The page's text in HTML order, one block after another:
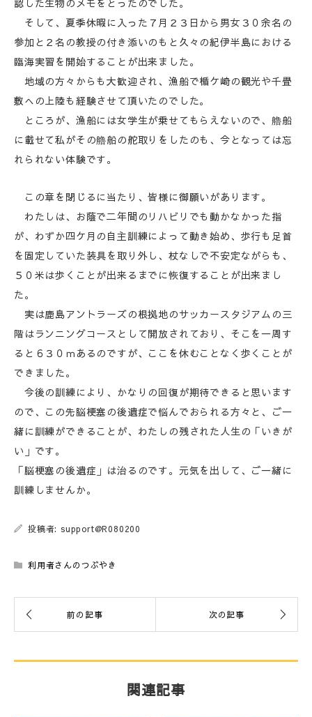
認した生物のメモをとったのでした。
そして、夏季休暇に入った７月２３日から男女３０余名の
参加と２名の教授の付き添いのもと久々の紀伊半島における
臨海実習を開始することが出来ました。
地域の方々からも大歓迎され、漁船で楯ケ崎の観光や千畳
敷への上陸も経験させて頂いたのでした。
ところが、漁船には女学生が乗せてもらえないので、艪船
に載せて私がその艪船の舵取りをしたのも、今となっては忘
れられない体験です。
この章を閉じるに当たり、皆様に御願いがあります。
わたしは、お蔭で二年間のリハビリでも動かなかった指
が、わずか四ケ月の自主訓練によって動き始め、歩行も足首
を固定していた装具を取り外し、杖なしで不安定ながらも、
５０米は歩くことが出来るまでに恢復することが出来まし
た。
実は鹿島アントラーズの根拠地のサッカースタジアムの三
階はランニングコースとして開放されており、そこを一周す
ると６３０ｍあるのですが、ここを休むことなく歩くことが
できました。
今後の訓練により、かなりの回復が期待できると思います
ので、この先脳梗塞の後遺症で悩んでおられる方々と、ご一
緒に訓練ができることが、わたしの残された人生の「いきが
い」です。
「脳梗塞の後遺症」は治るのです。元気を出して、ご一緒に
訓練しませんか。
投稿者: support@R080200
利用者さんのつぶやき
関連記事